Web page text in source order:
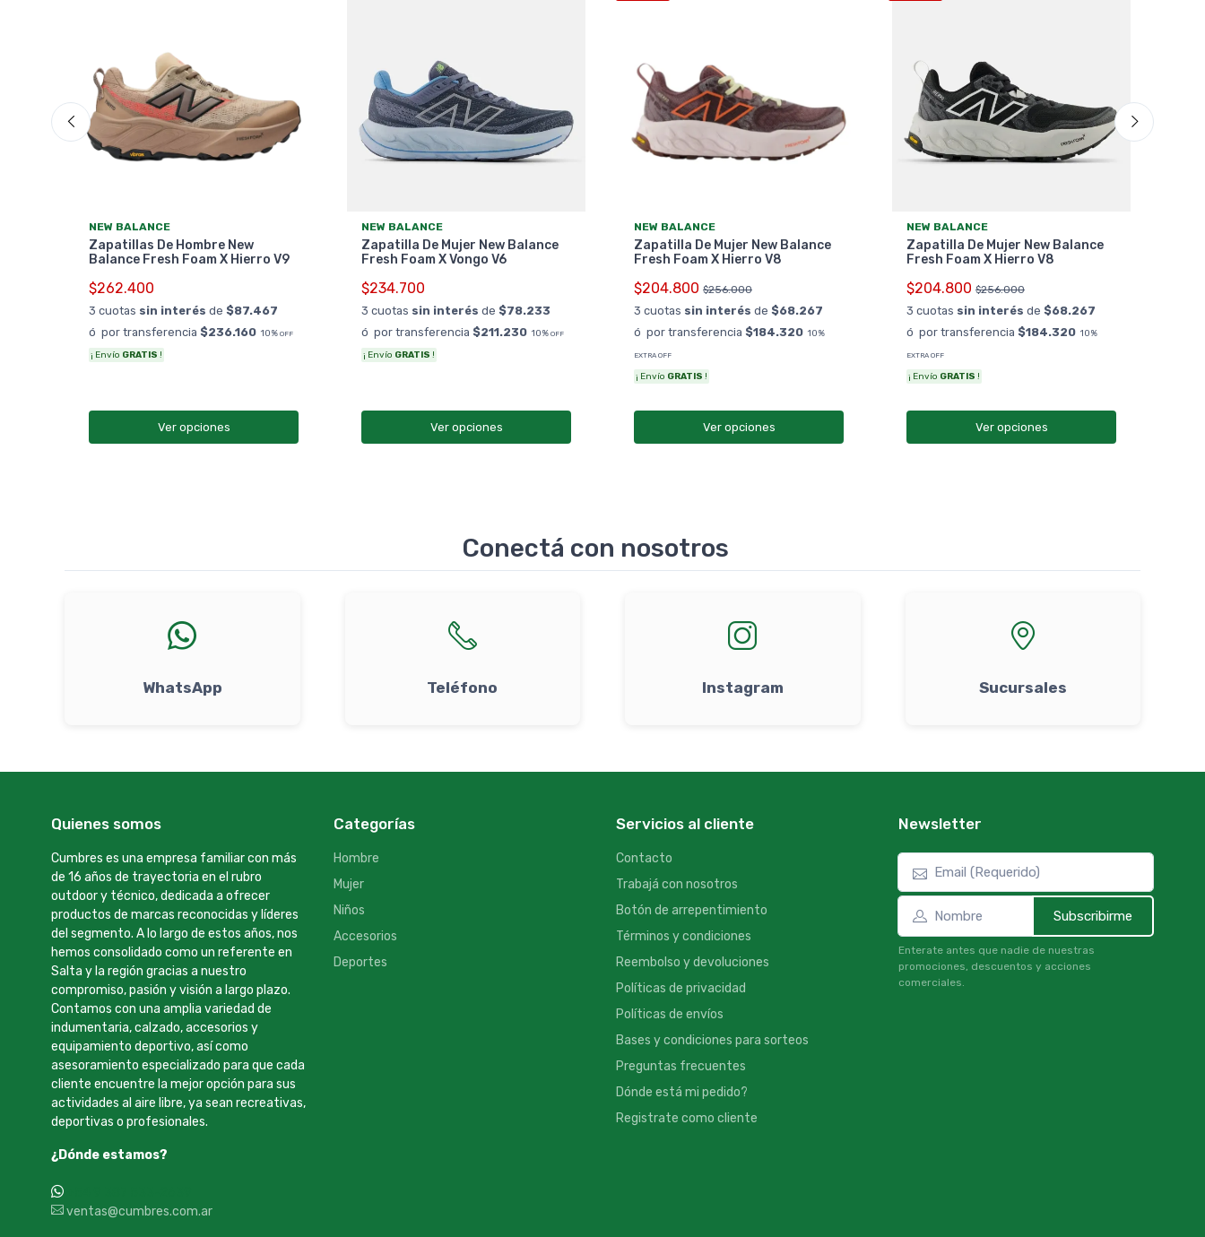
NEW BALANCE
Zapatillas De Hombre New
Balance Fresh Foam X Hierro V9
$262.400
3 cuotas sin interés de $87.467
ó por transferencia $236.160 10% OFF
¡ Envío GRATIS !
Ver opciones
NEW BALANCE
Zapatilla De Mujer New Balance
Fresh Foam X Vongo V6
$234.700
3 cuotas sin interés de $78.233
ó por transferencia $211.230 10% OFF
¡ Envío GRATIS !
Ver opciones
NEW BALANCE
Zapatilla De Mujer New Balance
Fresh Foam X Hierro V8
$204.800 $256.000
3 cuotas sin interés de $68.267
ó por transferencia $184.320 10%
EXTRA OFF
¡ Envío GRATIS !
Ver opciones
NEW BALANCE
Zapatilla De Mujer New Balance
Fresh Foam X Hierro V8
$204.800 $256.000
3 cuotas sin interés de $68.267
ó por transferencia $184.320 10%
EXTRA OFF
¡ Envío GRATIS !
Ver opciones
Conectá con nosotros
WhatsApp Teléfono Instagram Sucursales
Quienes somos
Cumbres es una empresa familiar con más
de 16 años de trayectoria en el rubro
outdoor y técnico, dedicada a ofrecer
productos de marcas reconocidas y líderes
del segmento. A lo largo de estos años, nos
hemos consolidado como un referente en
Salta y la región gracias a nuestro
compromiso, pasión y visión a largo plazo.
Contamos con una amplia variedad de
indumentaria, calzado, accesorios y
equipamiento deportivo, así como
asesoramiento especializado para que cada
cliente encuentre la mejor opción para sus
actividades al aire libre, ya sean recreativas,
deportivas o profesionales.
¿Dónde estamos?
ventas@cumbres.com.ar
Categorías
Hombre
Mujer
Niños
Accesorios
Deportes
Servicios al cliente
Contacto
Trabajá con nosotros
Botón de arrepentimiento
Términos y condiciones
Reembolso y devoluciones
Políticas de privacidad
Políticas de envíos
Bases y condiciones para sorteos
Preguntas frecuentes
Dónde está mi pedido?
Registrate como cliente
Newsletter
Subscribirme
Enterate antes que nadie de nuestras
promociones, descuentos y acciones
comerciales.